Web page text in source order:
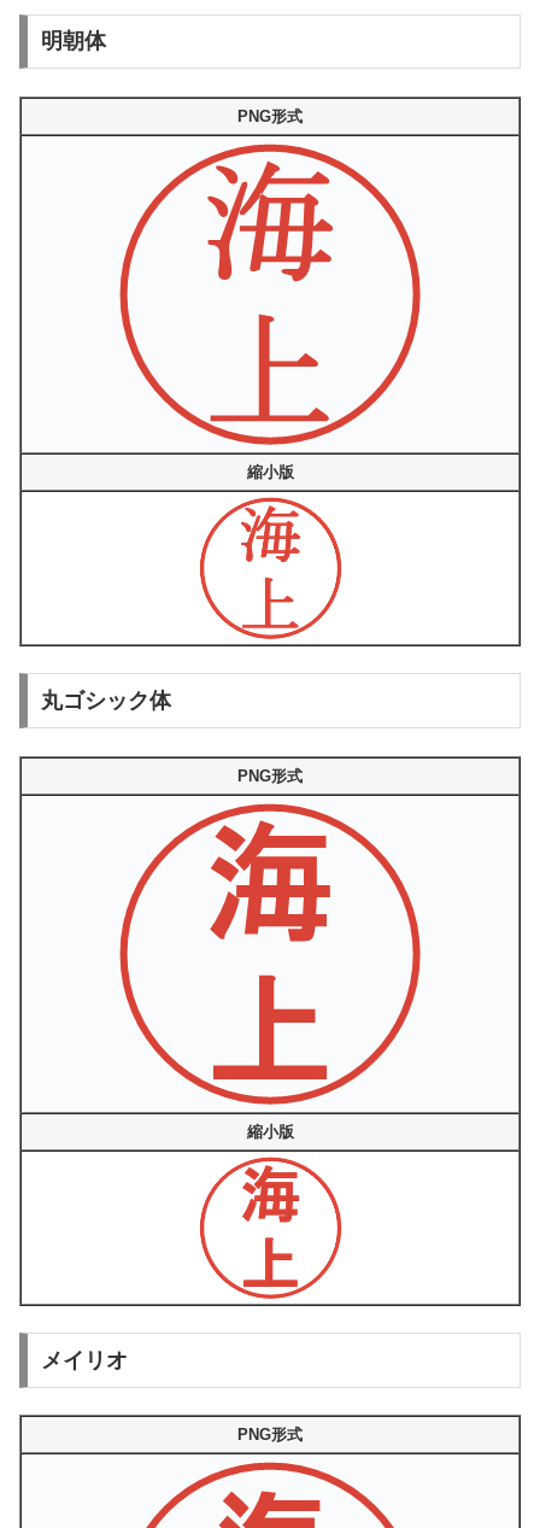
明朝体
PNG形式
縮小版
丸ゴシック体
PNG形式
縮小版
メイリオ
PNG形式